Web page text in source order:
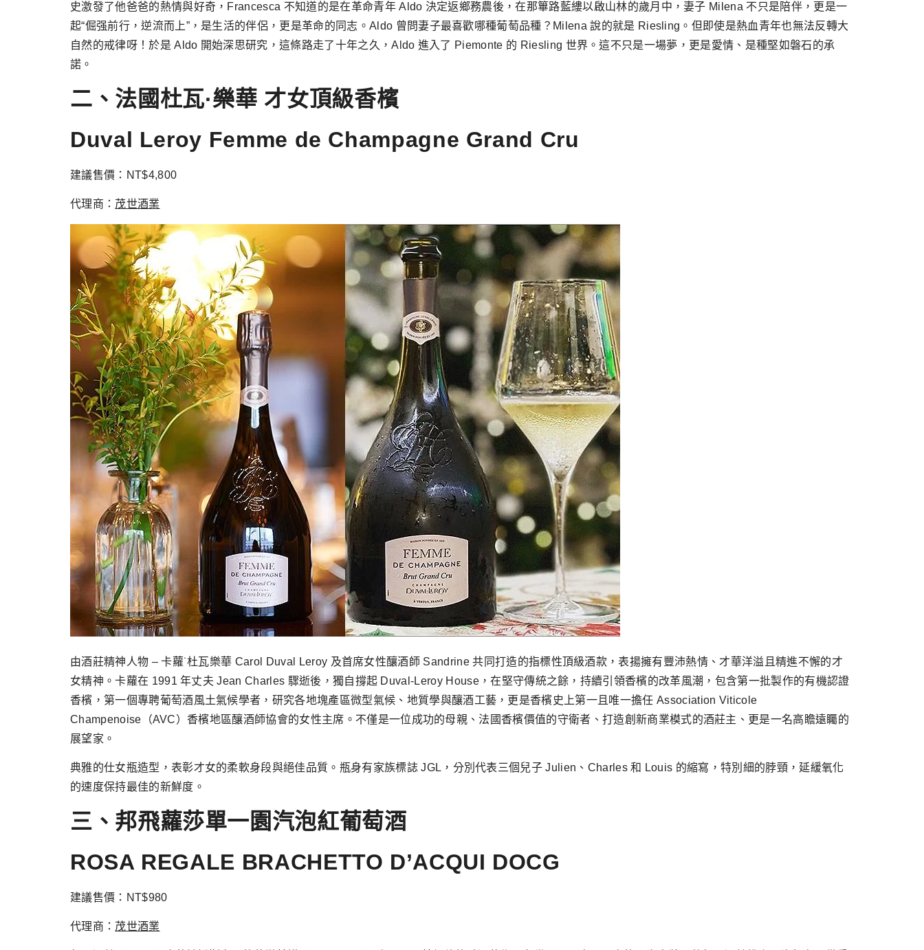
史激發了他爸爸的熱情與好奇，Francesca 不知道的是在革命青年 Aldo 決定返鄉務農後，在那篳路藍縷以啟山林的歲月中，妻子 Milena 不只是陪伴，更是一
起“倔强前行，逆流而上”，是生活的伴侶，更是革命的同志。Aldo 曾問妻子最喜歡哪種葡萄品種？Milena 說的就是 Riesling。但即使是熱血青年也無法反轉大
自然的戒律呀！於是 Aldo 開始深思研究，這條路走了十年之久，Aldo 進入了 Piemonte 的 Riesling 世界。這不只是一場夢，更是愛情、是種堅如磐石的承
諾。
二、法國杜瓦·樂華 才女頂級香檳
Duval Leroy Femme de Champagne Grand Cru
建議售價：NT$4,800
代理商： 茂世酒業
由酒莊精神人物 – 卡蘿˙杜瓦樂華 Carol Duval Leroy 及首席女性釀酒師 Sandrine 共同打造的指標性頂級酒款，表揚擁有豐沛熱情、才華洋溢且精進不懈的才
女精神。卡蘿在 1991 年丈夫 Jean Charles 驟逝後，獨自撐起 Duval-Leroy House，在堅守傳統之餘，持續引領香檳的改革風潮，包含第一批製作的有機認證
香檳，第一個專聘葡萄酒風土氣候學者，研究各地塊產區微型氣候、地質學與釀酒工藝，更是香檳史上第一且唯一擔任 Association Viticole
Champenoise（AVC）香檳地區釀酒師協會的女性主席。不僅是一位成功的母親、法國香檳價值的守衛者、打造創新商業模式的酒莊主、更是一名高瞻遠矚的
展望家。
典雅的仕女瓶造型，表彰才女的柔軟身段與絕佳品質。瓶身有家族標誌 JGL，分別代表三個兒子 Julien、Charles 和 Louis 的縮寫，特別細的脖頸，延緩氧化
的速度保持最佳的新鮮度。
三、邦飛蘿莎單一園汽泡紅葡萄酒
ROSA REGALE BRACHETTO D’ACQUI DOCG
建議售價：NT$980
代理商： 茂世酒業